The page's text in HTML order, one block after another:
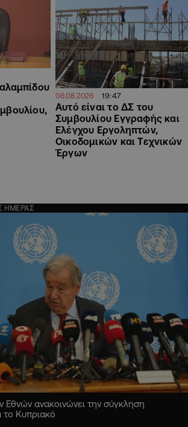
06.08.2026 19:47
Αυτό είναι το ΔΣ του
Συμβουλίου Εγγραφής και
Ελέγχου Εργοληπτών,
Οικοδομικών και Τεχνικών
Έργων
ΗΜΕΡΑΣ
ανακοινώνει την σύγκληση
το Κυπριακό